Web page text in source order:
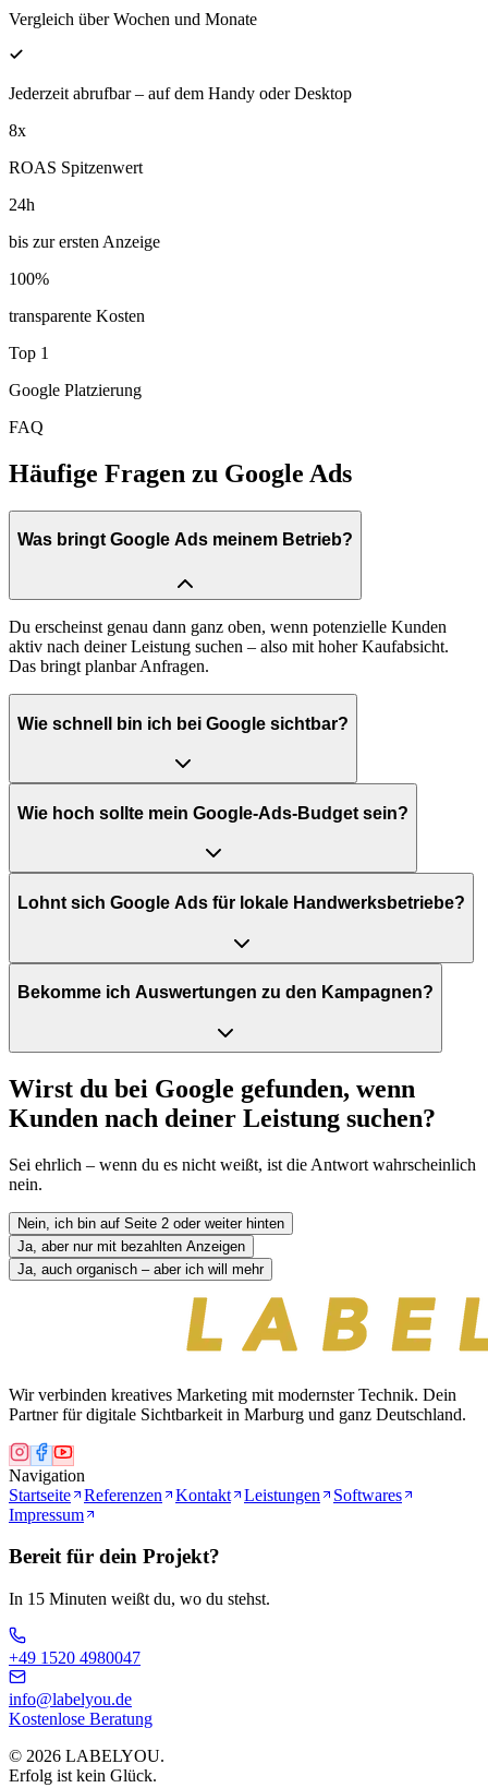
Vergleich über Wochen und Monate
Jederzeit abrufbar – auf dem Handy oder Desktop
8x
ROAS Spitzenwert
24h
bis zur ersten Anzeige
100%
transparente Kosten
Top 1
Google Platzierung
FAQ
Häufige Fragen zu Google Ads
Was bringt Google Ads meinem Betrieb?
Du erscheinst genau dann ganz oben, wenn potenzielle Kunden
aktiv nach deiner Leistung suchen – also mit hoher Kaufabsicht.
Das bringt planbar Anfragen.
Wie schnell bin ich bei Google sichtbar?
Wie hoch sollte mein Google-Ads-Budget sein?
Lohnt sich Google Ads für lokale Handwerksbetriebe?
Bekomme ich Auswertungen zu den Kampagnen?
Wirst du bei Google gefunden, wenn
Kunden nach deiner Leistung suchen?
Sei ehrlich – wenn du es nicht weißt, ist die Antwort wahrscheinlich
nein.
Nein, ich bin auf Seite 2 oder weiter hinten
Ja, aber nur mit bezahlten Anzeigen
Ja, auch organisch – aber ich will mehr
Wir verbinden kreatives Marketing mit modernster Technik. Dein
Partner für digitale Sichtbarkeit in Marburg und ganz Deutschland.
Navigation
Startseite
Referenzen Kontakt Leistungen
Softwares
Impressum
Bereit für dein Projekt?
In 15 Minuten weißt du, wo du stehst.
+49 1520 4980047
info@labelyou.de
Kostenlose Beratung
© 2026 LABELYOU.
Erfolg ist kein Glück.